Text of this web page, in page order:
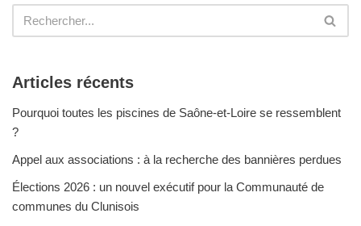
Articles récents
Pourquoi toutes les piscines de Saône-et-Loire se ressemblent
?
Appel aux associations : à la recherche des bannières perdues
Élections 2026 : un nouvel exécutif pour la Communauté de
communes du Clunisois